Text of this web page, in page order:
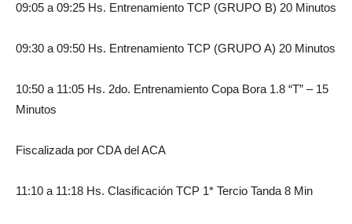
09:05 a 09:25 Hs. Entrenamiento TCP (GRUPO B) 20 Minutos
09:30 a 09:50 Hs. Entrenamiento TCP (GRUPO A) 20 Minutos
10:50 a 11:05 Hs. 2do. Entrenamiento Copa Bora 1.8 “T” – 15
Minutos
Fiscalizada por CDA del ACA
11:10 a 11:18 Hs. Clasificación TCP 1* Tercio Tanda 8 Min